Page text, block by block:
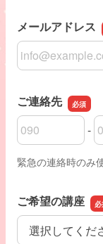
メールアドレス
メールアドレス
ご連絡先
ご連絡先の市外
-
ご連絡先の市内
ご連絡先の加入
緊急の連絡時のみ
ご希望の講座
ご希望の講座